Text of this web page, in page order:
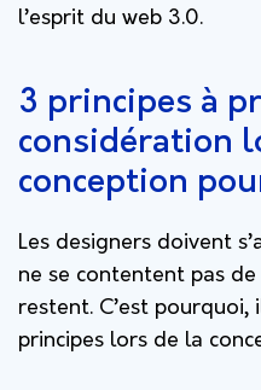
l’esprit du web 3.0.
3 principes à
considération
conception
Les designers doivent
ne se contentent pas
restent. C’est
principes lors de la